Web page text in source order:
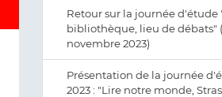
Retour sur la journée d'étude
bibliothèque, lieu de débats"
novembre 2023)
Présentation de la journée
2023 : "Lire notre monde,